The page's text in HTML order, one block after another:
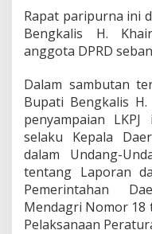
Rapat paripurna ini
Bengkalis H.
anggota DPRD
Dalam sambutan
Bupati Bengkalis
penyampaian
selaku Kepala
dalam Undang-
tentang Laporan
Pemerintahan
Mendagri Nomor 18
Pelaksanaan